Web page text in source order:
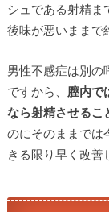
シュである射精ま
後味が悪いままで
男性不感症は別の
ですから、 膣内で
なら射精させるこ
のにそのままでは
きる限り早く改善